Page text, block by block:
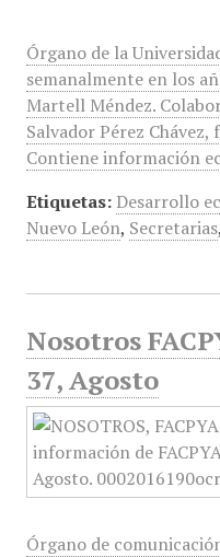
Órgano de la
semanalmente en los
Martell Méndez.
Salvador Pérez
Contiene información
Etiquetas: Desarrollo
Nuevo León, Secretarias,
Nosotros
37, Agosto
Órgano de